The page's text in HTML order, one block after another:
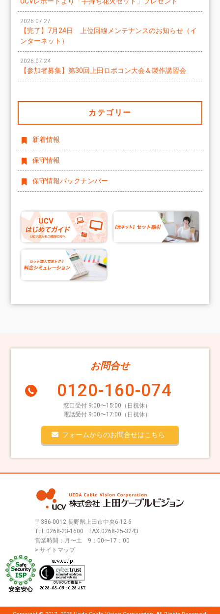
2026.07.27
【完了】7月24日 上位回線メンテナンスのお知らせ（イ
ンターネット）
2026.07.24
【参加者募集】第30回上田ロボコン大会＆製作講習会
カテゴリー
新着情報
保守情報
保守情報バックナンバー
お問合せ
0120-160-074
窓口受付 9:00〜15:00（日祝休）
電話受付 9:00〜17:00（日祝休）
フォームからのお問合せはこちら
〒386-0012 長野県上田市中央6-12-6
TEL. 0268-23-1600 FAX.0268-25-3243
営業時間：月〜土 9：00〜17：00
> サイトマップ